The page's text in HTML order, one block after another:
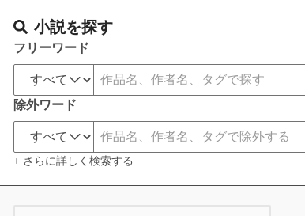
小説を探す
フリーワード
除外ワード
+ さらに詳しく検索する